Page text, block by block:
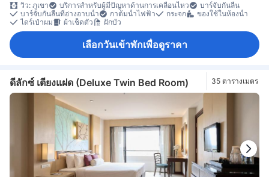
วิว: ภูเขา
บริการสำหรับผู้มีปัญหาด้านการเคลื่อนไหว
บาร์จับกันลื่น
บาร์จับกันลื่นที่อ่างอาบน้ำ
กาต้มน้ำไฟฟ้า กระจก
ของใช้ในห้องน้ำ
ไดร์เป่าผม
ผ้าเช็ดตัว ฝักบัว
เลือกวันเข้าพักเพื่อดูราคา
ดีลักซ์ เตียงแฝด (Deluxe Twin Bed Room) 35 ตารางเมตร